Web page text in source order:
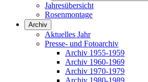
Jahresübersicht
Rosenmontage
Archiv
Aktuelles Jahr
Presse- und Fotoarchiv
Archiv 1955-1959
Archiv 1960-1969
Archiv 1970-1979
Archiv 1980-1989